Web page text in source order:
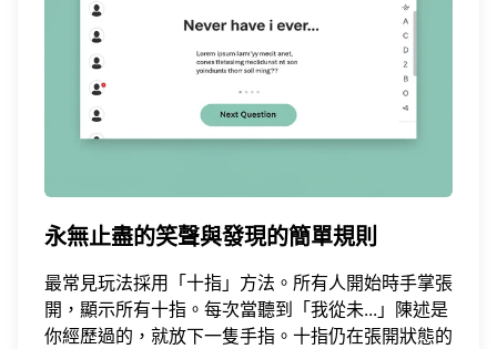
永無止盡的笑聲與發現的簡單規則
最常見玩法採用「十指」方法。所有人開始時手掌張
開，顯示所有十指。每次當聽到「我從未...」陳述是
你經歷過的，就放下一隻手指。十指仍在張開狀態的